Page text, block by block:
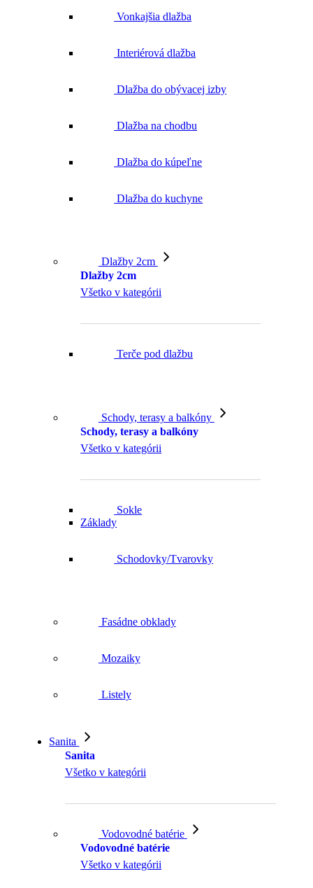
Vonkajšia dlažba
Interiérová dlažba
Dlažba do obývacej izby
Dlažba na chodbu
Dlažba do kúpeľne
Dlažba do kuchyne
Dlažby 2cm
Dlažby 2cm
Všetko v kategórii
Terče pod dlažbu
Schody, terasy a balkóny
Schody, terasy a balkóny
Všetko v kategórii
Sokle
Základy
Schodovky/Tvarovky
Fasádne obklady
Mozaiky
Listely
Sanita
Sanita
Všetko v kategórii
Vodovodné batérie
Vodovodné batérie
Všetko v kategórii